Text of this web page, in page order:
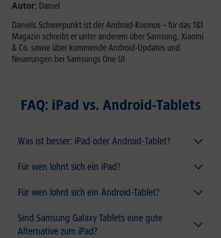
Autor: Daniel
Daniels Schwerpunkt ist der Android-Kosmos – für das 1&1
Magazin schreibt er unter anderem über Samsung, Xiaomi
& Co. sowie über kommende Android-Updates und
Neuerungen bei Samsungs One UI.
FAQ: iPad vs. Android-Tablets
Was ist besser: iPad oder Android-Tablet?
Für wen lohnt sich ein iPad?
Für wen lohnt sich ein Android-Tablet?
Sind Samsung Galaxy Tablets eine gute
Alternative zum iPad?